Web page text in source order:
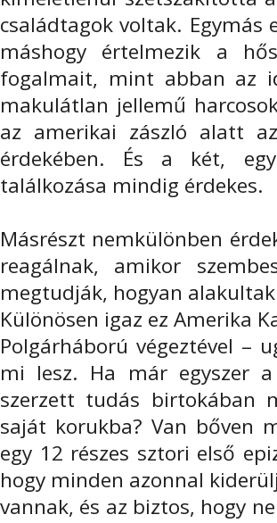
családtagok voltak.
máshogy értelmezik a
fogalmait, mint abban az
makulátlan jellemű
az amerikai zászló alatt
érdekében. És a két,
találkozása mindig érdekes.
Másrészt nemkülönben
reagálnak, amikor
megtudják, hogyan
Különösen igaz ez Amerika
Polgárháború végeztével –
mi lesz. Ha már egyszer a
szerzett tudás birtokában
saját korukba? Van bőven
egy 12 részes sztori első
hogy minden azonnal
vannak, és az biztos, hogy